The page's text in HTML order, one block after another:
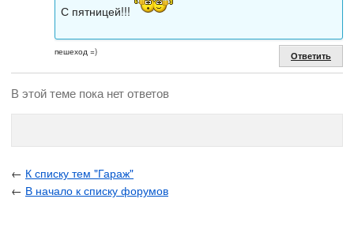
С пятницей!!!
пешеход =) Ответить
В этой теме пока нет ответов
← К списку тем "Гараж"
← В начало к списку форумов